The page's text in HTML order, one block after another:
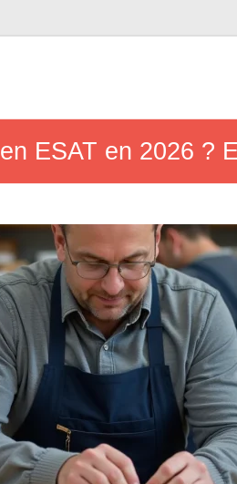
ESAT en 2026 ?